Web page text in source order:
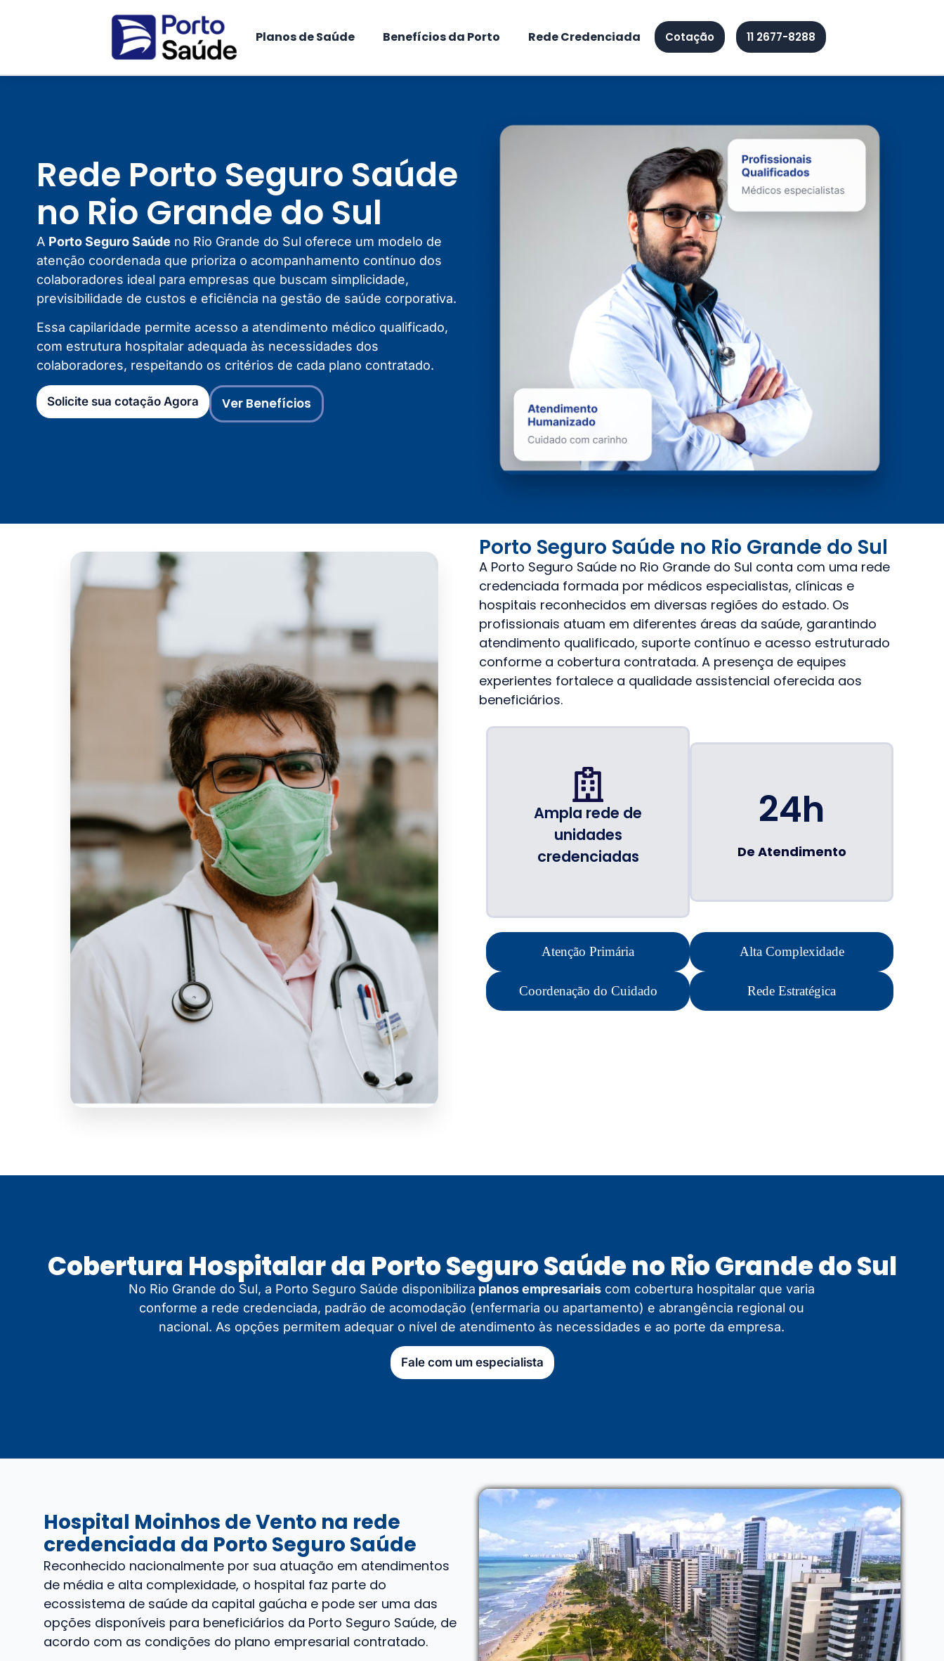
Planos de Saúde Benefícios da Porto Rede Credenciada Cotação 11 2677-8288
Rede Porto Seguro Saúde
no Rio Grande do Sul
A Porto Seguro Saúde no Rio Grande do Sul oferece um modelo de
atenção coordenada que prioriza o acompanhamento contínuo dos
colaboradores ideal para empresas que buscam simplicidade,
previsibilidade de custos e eficiência na gestão de saúde corporativa.
Essa capilaridade permite acesso a atendimento médico qualificado,
com estrutura hospitalar adequada às necessidades dos
colaboradores, respeitando os critérios de cada plano contratado.
Solicite sua cotação Agora Ver Benefícios
Porto Seguro Saúde no Rio Grande do Sul
A Porto Seguro Saúde no Rio Grande do Sul conta com uma rede
credenciada formada por médicos especialistas, clínicas e
hospitais reconhecidos em diversas regiões do estado. Os
profissionais atuam em diferentes áreas da saúde, garantindo
atendimento qualificado, suporte contínuo e acesso estruturado
conforme a cobertura contratada. A presença de equipes
experientes fortalece a qualidade assistencial oferecida aos
beneficiários.
Ampla rede de
unidades
credenciadas
24h
De Atendimento
Atenção Primária Alta Complexidade
Coordenação do Cuidado Rede Estratégica
Cobertura Hospitalar da Porto Seguro Saúde no Rio Grande do Sul
No Rio Grande do Sul, a Porto Seguro Saúde disponibiliza planos empresariais com cobertura hospitalar que varia
conforme a rede credenciada, padrão de acomodação (enfermaria ou apartamento) e abrangência regional ou
nacional. As opções permitem adequar o nível de atendimento às necessidades e ao porte da empresa.
Fale com um especialista
Hospital Moinhos de Vento na rede
credenciada da Porto Seguro Saúde
Reconhecido nacionalmente por sua atuação em atendimentos
de média e alta complexidade, o hospital faz parte do
ecossistema de saúde da capital gaúcha e pode ser uma das
opções disponíveis para beneficiários da Porto Seguro Saúde, de
acordo com as condições do plano empresarial contratado.